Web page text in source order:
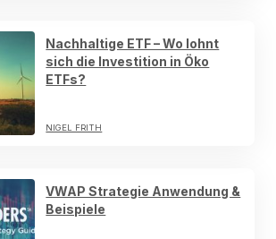
Nachhaltige ETF – Wo lohnt
sich die Investition in Öko
ETFs?
NIGEL FRITH
VWAP Strategie Anwendung &
Beispiele